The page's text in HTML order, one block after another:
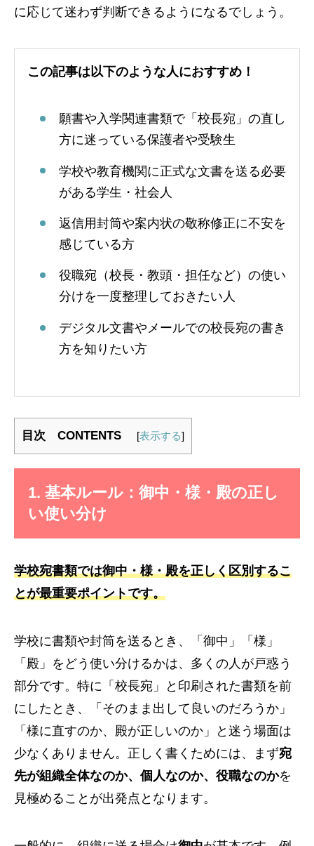
に応じて迷わず判断できるようになるでしょう。
この記事は以下のような人におすすめ！
願書や入学関連書類で「校長宛」の直し
方に迷っている保護者や受験生
学校や教育機関に正式な文書を送る必要
がある学生・社会人
返信用封筒や案内状の敬称修正に不安を
感じている方
役職宛（校長・教頭・担任など）の使い
分けを一度整理しておきたい人
デジタル文書やメールでの校長宛の書き
方を知りたい方
目次 CONTENTS [表示する]
1. 基本ルール：御中・様・殿の正し
い使い分け
学校宛書類では御中・様・殿を正しく区別するこ
とが最重要ポイントです。
学校に書類や封筒を送るとき、「御中」「様」
「殿」をどう使い分けるかは、多くの人が戸惑う
部分です。特に「校長宛」と印刷された書類を前
にしたとき、「そのまま出して良いのだろうか」
「様に直すのか、殿が正しいのか」と迷う場面は
少なくありません。正しく書くためには、まず宛
先が組織全体なのか、個人なのか、役職なのかを
見極めることが出発点となります。